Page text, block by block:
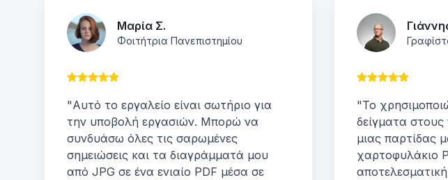
Μαρία Σ.
Φοιτήτρια Πανεπιστημίου
"Αυτό το εργαλείο είναι σωτήριο για
την υποβολή εργασιών. Μπορώ να
συνδυάσω όλες τις σαρωμένες
σημειώσεις και τα διαγράμματά μου
από JPG σε ένα ενιαίο PDF μέσα σε
"Το
δείγματα
μιας παρτίδας
χαρτοφυλάκιο